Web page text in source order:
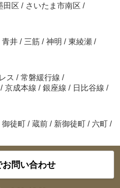
田区 / さいたま市南区 /
青井 / 三筋 / 神明 / 東綾瀬 /
ス / 常磐緩行線 /
/ 京成本線 / 銀座線 / 日比谷線 /
御徒町 / 蔵前 / 新御徒町 / 六町 /
お問い合わせ